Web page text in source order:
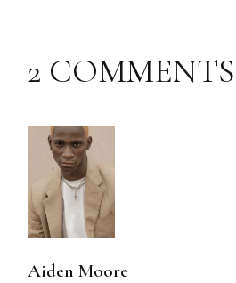
2 COMMENTS
Aiden Moore